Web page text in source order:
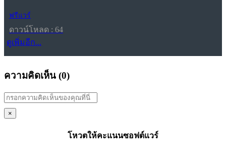
ฟรีแวร์
ดาวน์โหลด : 64
ดูเพิ่มอีก...
ความคิดเห็น (0)
×
โหวตให้คะแนนซอฟต์แวร์